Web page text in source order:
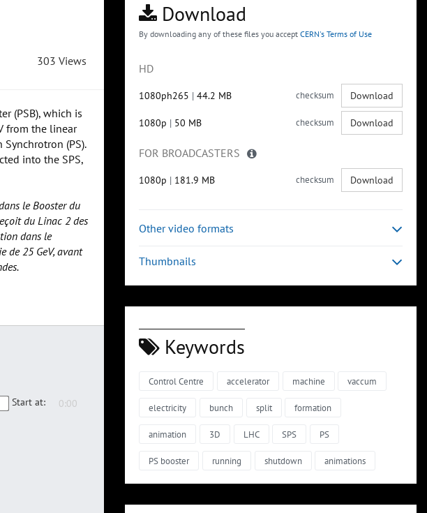
303 Views
(PSB), which is
from the linear
(PS).
into the SPS,
le Booster du
du Linac 2 des
dans le
de 25 GeV, avant
Start at:
Download
By downloading any of these files you accept CERN's Terms of Use
HD
1080ph265 | 44.2 MB checksum Download
1080p | 50 MB checksum Download
FOR BROADCASTERS
1080p | 181.9 MB checksum Download
Other video formats
Thumbnails
Keywords
Control Centre accelerator machine vaccum
electricity bunch split formation
animation 3D LHC SPS PS
PS booster running shutdown animations